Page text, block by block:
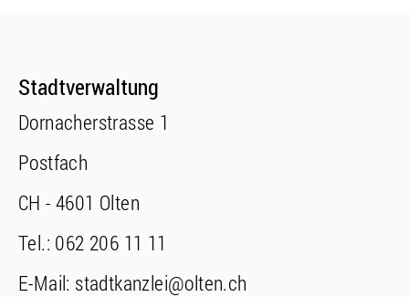
Fusszeile
Stadtverwaltung
Dornacherstrasse 1
Postfach
CH - 4601 Olten
Tel.: 062 206 11 11
E-Mail: stadtkanzlei@olten.ch